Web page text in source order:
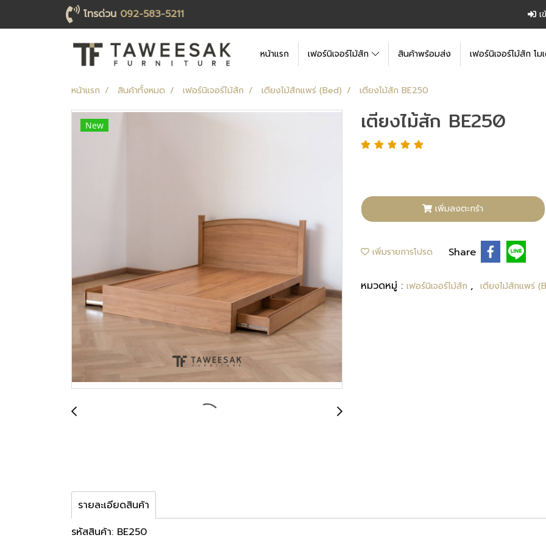
โทรด่วน 092-583-5211 เ
หน้าแรก เฟอร์นิเจอร์ไม้สัก สินค้าพร้อมส่ง เฟอร์นิเจอร์ไม้สัก โม
หน้าแรก สินค้าทั้งหมด เฟอร์นิเจอร์ไม้สัก เตียงไม้สักแพร่ (Bed) เตียงไม้สัก BE250
New เตียงไม้สัก BE250
เพิ่มลงตะกร้า
เพิ่มรายการโปรด Share
หมวดหมู่ : เฟอร์นิเจอร์ไม้สัก , เตียงไม้สักแพร่
รายละเอียดสินค้า
รหัสสินค้า: BE250